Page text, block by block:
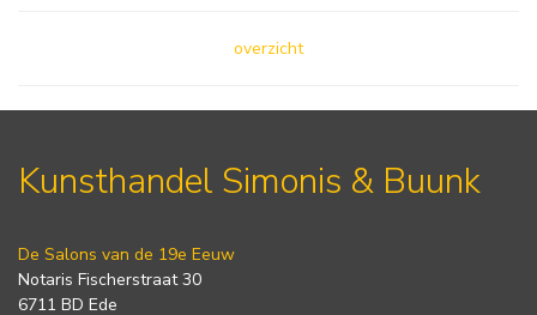
overzicht
Kunsthandel Simonis & Buunk
De Salons van de 19e Eeuw
Notaris Fischerstraat 30
6711 BD Ede